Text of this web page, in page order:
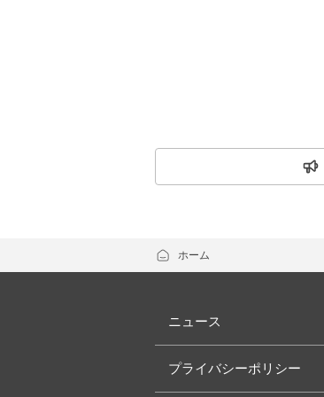
ホーム
ニュース
プライバシーポリシー